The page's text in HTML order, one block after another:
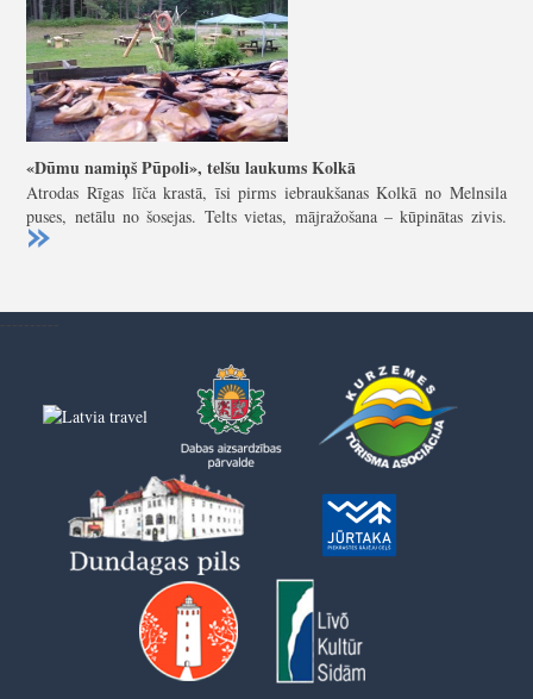
«Dūmu namiņš Pūpoli», telšu laukums Kolkā
Atrodas Rīgas līča krastā, īsi pirms iebraukšanas Kolkā no Melnsila
puses, netālu no šosejas. Telts vietas, mājražošana – kūpinātas zivis.